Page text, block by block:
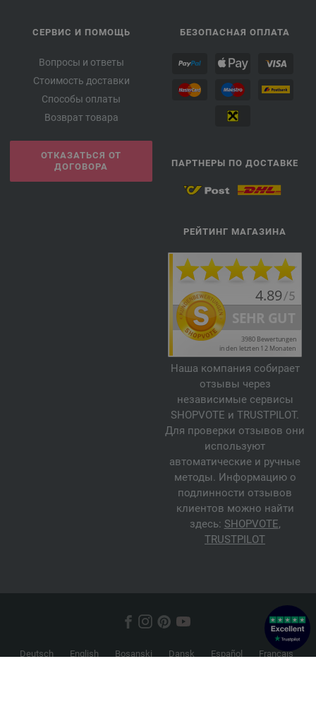
СЕРВИС И ПОМОЩЬ
Вопросы и ответы
Стоимость доставки
Способы оплаты
Возврат товара
ОТКАЗАТЬСЯ ОТ
ДОГОВОРА
БЕЗОПАСНАЯ ОПЛАТА
ПАРТНЕРЫ ПО ДОСТАВКЕ
РЕЙТИНГ МАГАЗИНА
Наша компания собирает
отзывы через
независимые сервисы
SHOPVOTE и TRUSTPILOT.
Для проверки отзывов они
используют
автоматические и ручные
методы. Информацию о
подлинности отзывов
клиентов можно найти
здесь: SHOPVOTE,
TRUSTPILOT
Deutsch English Bosanski Dansk Español
Français